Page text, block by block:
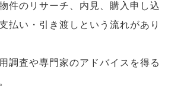
件のリサーチ、内見、購入申し込
払い・引き渡しという流れがあり
調査や専門家のアドバイスを得る